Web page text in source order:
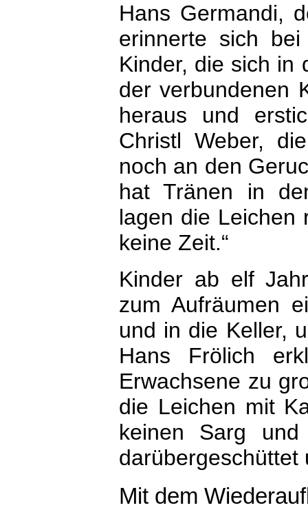
Hans Germandi,
erinnerte sich
Kinder, die sich in
der verbundenen
heraus und
Christl Weber,
noch an den
hat Tränen in
lagen die Leichen
keine Zeit.“
Kinder ab elf
zum Aufräumen
und in die Keller,
Hans Frölich
Erwachsene zu
die Leichen mit
keinen Sarg
darübergeschüttet
Mit dem